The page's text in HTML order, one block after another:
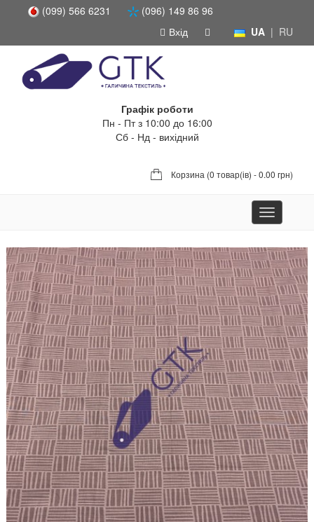
(099) 566 6231
(096) 149 86 96
UA | RU
Вхід
Графік роботи
Пн - Пт з 10:00 до 16:00
Сб - Нд - вихідний
Корзина (0 товар(ів) - 0.00 грн)
Toggle
navigation